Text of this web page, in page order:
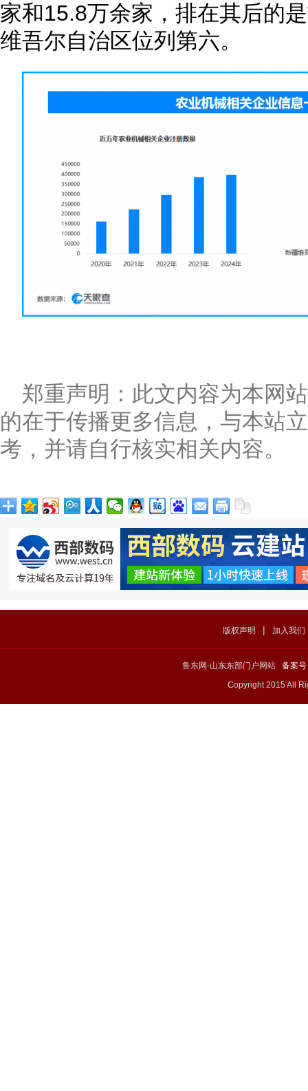
家和15.8万余家，排在其后的
维吾尔自治区位列第六。
郑重声明：此文内容为本网
的在于传播更多信息，与本站
考，并请自行核实相关内容。
版权声明 | 加入我们
鲁东网-山东东部门户网站 备案
Copyright 2015 All